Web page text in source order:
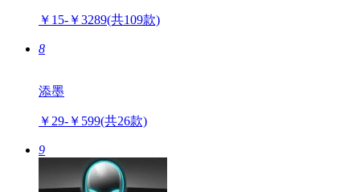
￥15-￥3289(共109款)
8
添墨
￥29-￥599(共26款)
9